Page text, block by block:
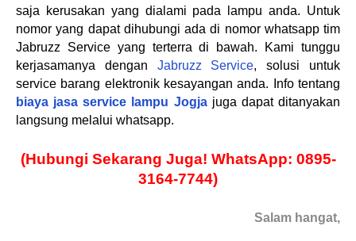
saja kerusakan yang dialami pada lampu anda. Untuk
nomor yang dapat dihubungi ada di nomor whatsapp tim
Jabruzz Service yang terterra di bawah. Kami tunggu
kerjasamanya dengan Jabruzz Service, solusi untuk
service barang elektronik kesayangan anda. Info tentang
biaya jasa service lampu Jogjajuga dapat ditanyakan
langsung melalui whatsapp.
(Hubungi Sekarang Juga! WhatsApp: 0895-
3164-7744)
Salam hangat,